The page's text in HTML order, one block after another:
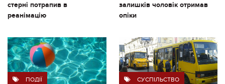
стерні потрапив в
реанімацію
залишків чоловік отримав
опіки
ПОДІЇ СУСПІЛЬСТВО